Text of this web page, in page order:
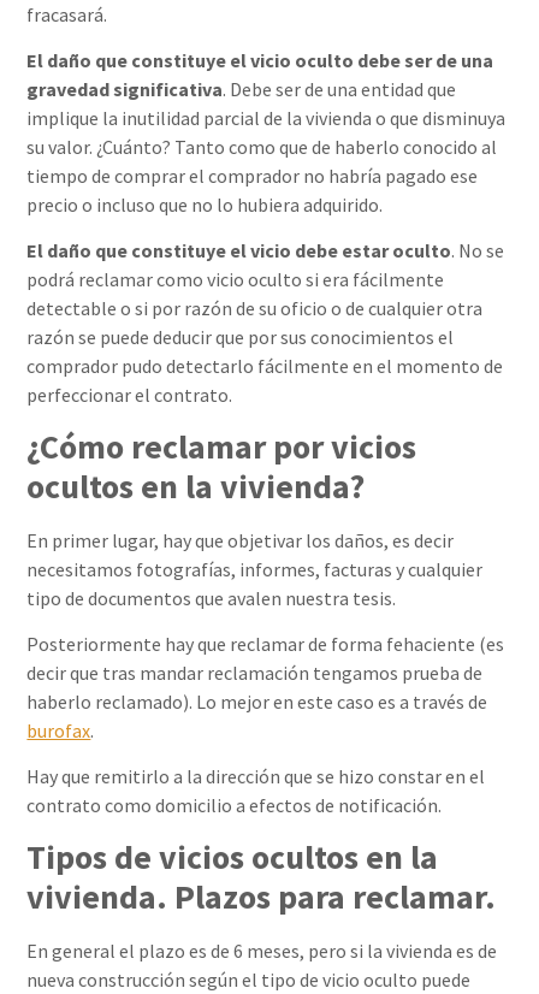
fracasará.
El daño que constituye el vicio oculto debe ser de una
gravedad significativa. Debe ser de una entidad que
implique la inutilidad parcial de la vivienda o que disminuya
su valor. ¿Cuánto? Tanto como que de haberlo conocido al
tiempo de comprar el comprador no habría pagado ese
precio o incluso que no lo hubiera adquirido.
El daño que constituye el vicio debe estar oculto. No se
podrá reclamar como vicio oculto si era fácilmente
detectable o si por razón de su oficio o de cualquier otra
razón se puede deducir que por sus conocimientos el
comprador pudo detectarlo fácilmente en el momento de
perfeccionar el contrato.
¿Cómo reclamar por vicios
ocultos en la vivienda?
En primer lugar, hay que objetivar los daños, es decir
necesitamos fotografías, informes, facturas y cualquier
tipo de documentos que avalen nuestra tesis.
Posteriormente hay que reclamar de forma fehaciente (es
decir que tras mandar reclamación tengamos prueba de
haberlo reclamado). Lo mejor en este caso es a través de
burofax.
Hay que remitirlo a la dirección que se hizo constar en el
contrato como domicilio a efectos de notificación.
Tipos de vicios ocultos en la
vivienda. Plazos para reclamar.
En general el plazo es de 6 meses, pero si la vivienda es de
nueva construcción según el tipo de vicio oculto puede